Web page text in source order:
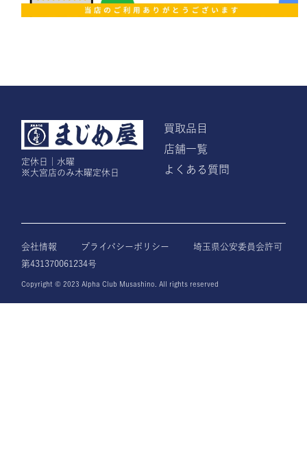
定休日｜水曜
※大宮店のみ木曜定休日
買取品目
店舗一覧
よくある質問
会社情報 プライバシーポリシー
埼玉県公安委員会許可
第431370061234号
Copyright © 2023 Alpha Club Musashino. All rights reserved